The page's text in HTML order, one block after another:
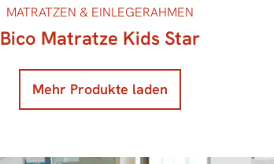
MATRATZEN & EINLEGERAHMEN
Bico Matratze Kids Star
Mehr Produkte laden